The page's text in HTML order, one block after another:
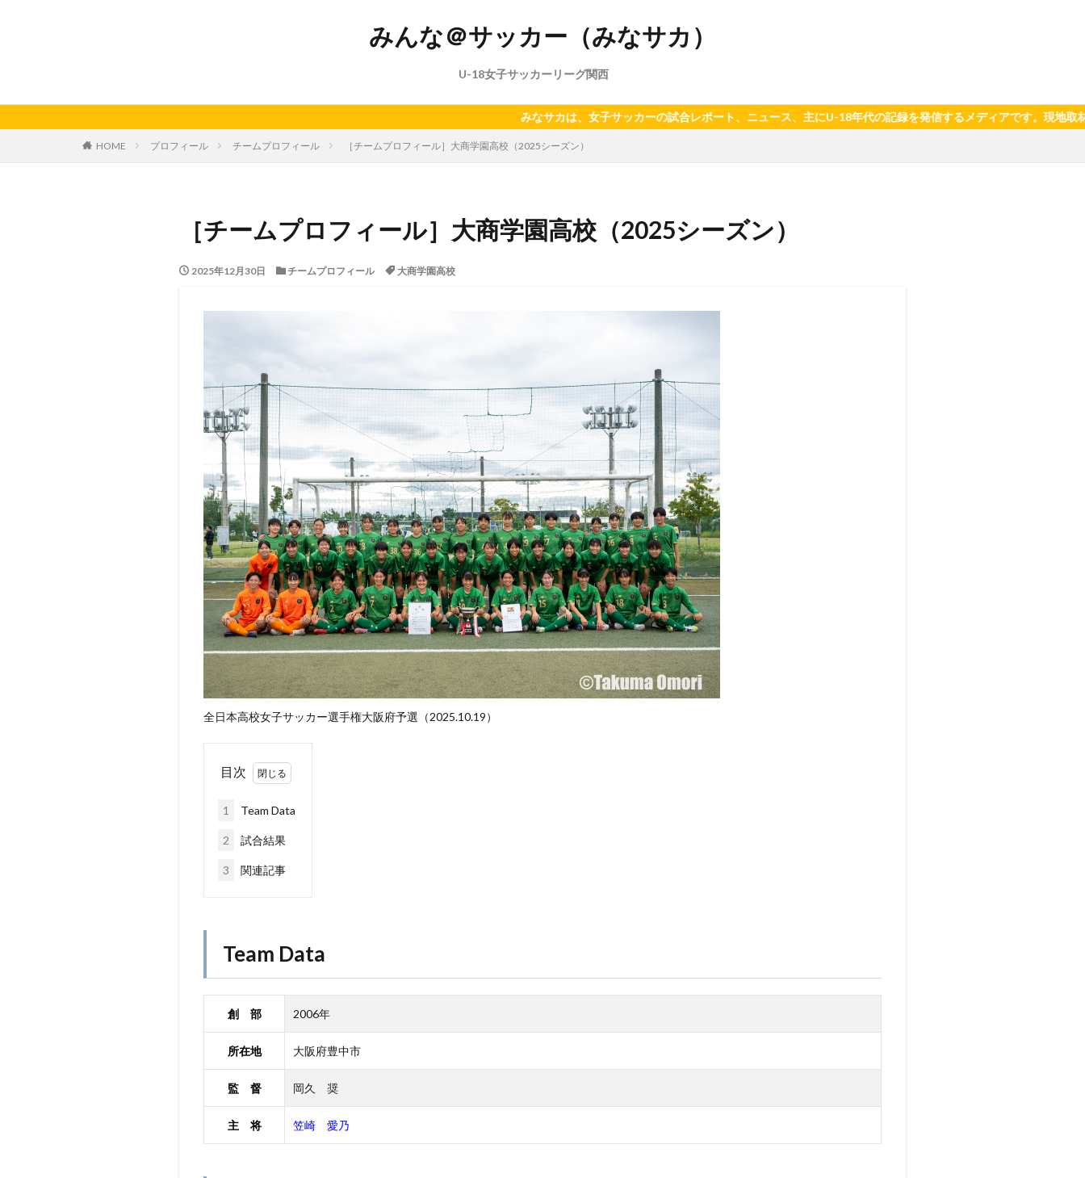
みんな＠サッカー（みなサカ）
U-18女子サッカーリーグ関西
みなサカは、女子サッカーの試合レポート、ニュース、主にU-18年代の記録を発信するメディアです。現地取材や写真、選手の
HOME プロフィール チームプロフィール ［チームプロフィール］大商学園高校（2025シーズン）
［チームプロフィール］大商学園高校（2025シーズン）
2025年12月30日 チームプロフィール 大商学園高校
全日本高校女子サッカー選手権大阪府予選（2025.10.19）
目次
1 Team Data
2 試合結果
3 関連記事
Team Data
創 部 2006年
所在地 大阪府豊中市
監 督 岡久 奨
主 将 笠崎 愛乃